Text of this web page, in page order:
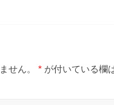
せん。 * が付いている欄